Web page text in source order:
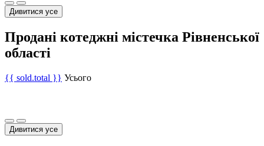
Дивитися усе
Продані котеджні містечка Рівненської
області
{{ sold.total }} Усього
Дивитися усе